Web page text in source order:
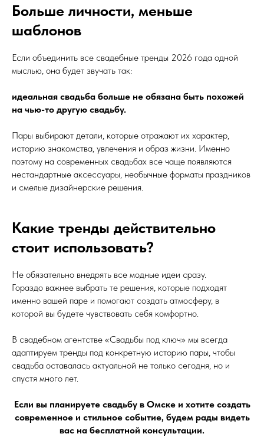
Больше личности, меньше
шаблонов
Если объединить все свадебные тренды 2026 года одной
мыслью, она будет звучать так:
идеальная свадьба больше не обязана быть похожей
на чью-то другую свадьбу.
Пары выбирают детали, которые отражают их характер,
историю знакомства, увлечения и образ жизни. Именно
поэтому на современных свадьбах все чаще появляются
нестандартные аксессуары, необычные форматы праздников
и смелые дизайнерские решения.
Какие тренды действительно
стоит использовать?
Не обязательно внедрять все модные идеи сразу.
Гораздо важнее выбрать те решения, которые подходят
именно вашей паре и помогают создать атмосферу, в
которой вы будете чувствовать себя комфортно.
В свадебном агентстве «Свадьбы под ключ» мы всегда
адаптируем тренды под конкретную историю пары, чтобы
свадьба оставалась актуальной не только сегодня, но и
спустя много лет.
Если вы планируете свадьбу в Омске и хотите создать
современное и стильное событие, будем рады видеть
вас на бесплатной консультации.